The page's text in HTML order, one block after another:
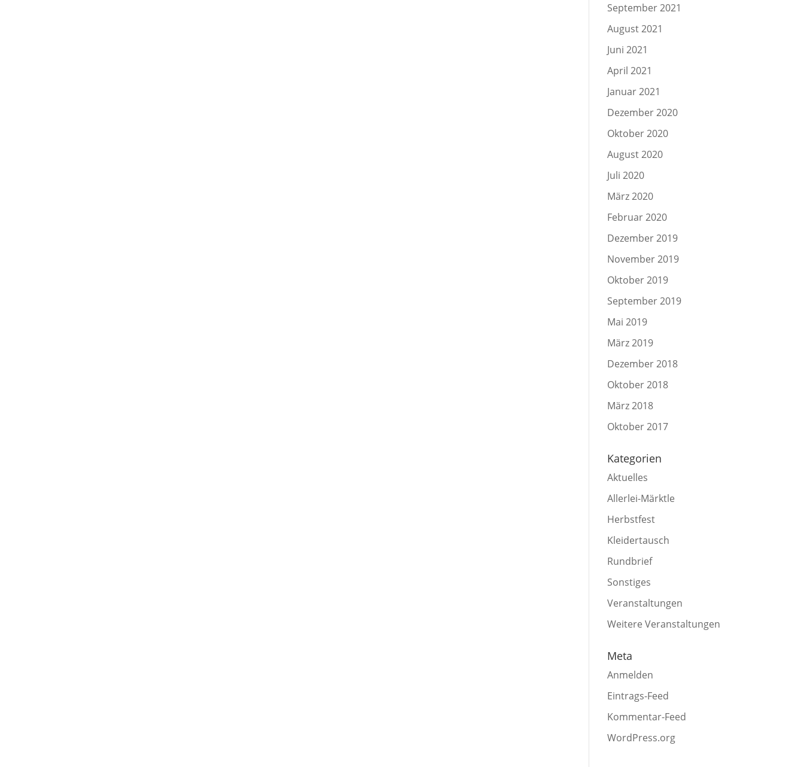
September 2021
August 2021
Juni 2021
April 2021
Januar 2021
Dezember 2020
Oktober 2020
August 2020
Juli 2020
März 2020
Februar 2020
Dezember 2019
November 2019
Oktober 2019
September 2019
Mai 2019
März 2019
Dezember 2018
Oktober 2018
März 2018
Oktober 2017
Kategorien
Aktuelles
Allerlei-Märktle
Herbstfest
Kleidertausch
Rundbrief
Sonstiges
Veranstaltungen
Weitere Veranstaltungen
Meta
Anmelden
Eintrags-Feed
Kommentar-Feed
WordPress.org